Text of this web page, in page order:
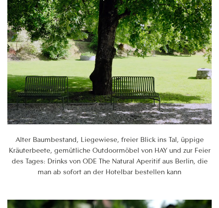
Alter Baumbestand, Liegewiese, freier Blick ins Tal, üppige
Kräuterbeete, gemütliche Outdoormöbel von HAY und zur Feier
des Tages: Drinks von ODE The Natural Aperitif aus Berlin, die
man ab sofort an der Hotelbar bestellen kann